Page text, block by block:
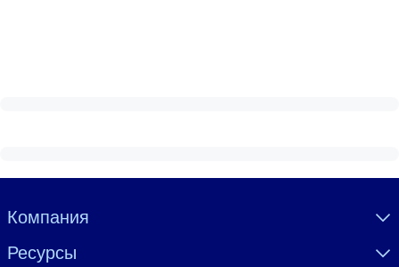
Visually hidden Text
Компания
Ресурсы